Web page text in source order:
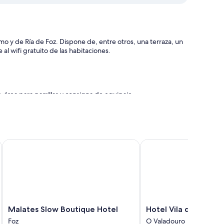
y de Ría de Foz. Dispone de, entre otros, una terraza, un
al wifi gratuito de las habitaciones.
para parrillas y consigna de equipaje
se incluyen sábanas de alta calidad y espacios para
Malates
Slow
Malates Slow Boutique Hotel
Foz
Malates Slow Boutique Hotel
Hotel
Vila
Hotel Vila do Val
O Valadouro
Hotel Vila do Val